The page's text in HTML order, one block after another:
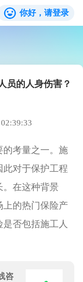
你好，请登录
员的人身伤害？
的考量之一。施
对于保护工程
。在这种背景
上的热门保险产
否包括施工人
咨